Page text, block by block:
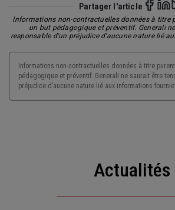
Partager l'article
Informations non-contractuelles données à titre
un but pédagogique et préventif. Generali
responsable d'un préjudice d'aucune nature lié
Informations non-contractuelles données à titre
pédagogique et préventif. Generali ne saurait être
préjudice d’aucune nature lié aux informations
Actualités